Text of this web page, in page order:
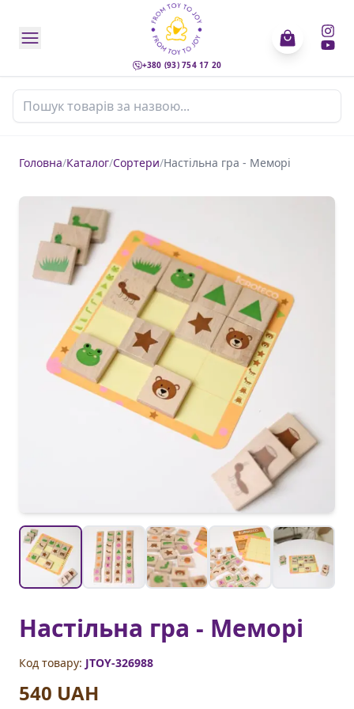
+380 (93) 754 17 20
Пошук товарів
Головна/Каталог/Сортери/Настільна гра - Меморі
Настільна гра - Меморі
Код товару: JTOY-326988
540 UAH